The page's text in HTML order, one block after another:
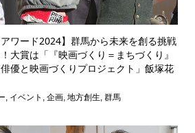
アワード2024】群馬から未来を創る挑戦
大賞は「『映画づくり＝まちづくり』
優と映画づくりプロジェクト」飯塚花
イベント 企画, 地方創生 群馬